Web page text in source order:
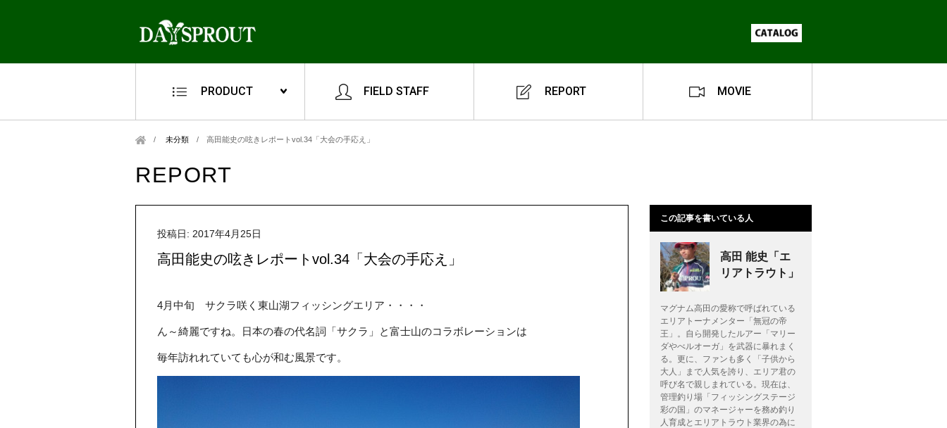
PRODUCT FIELD STAFF REPORT MOVIE
未分類 /高田能史の呟きレポートvol.34「大会の手応え」
REPORT
投稿日: 2017年4月25日
高田能史の呟きレポートvol.34「大会の手応え」
4月中旬 サクラ咲く東山湖フィッシングエリア・・・・
ん～綺麗ですね。日本の春の代名詞「サクラ」と富士山のコラボレーションは
毎年訪れれていても心が和む風景です。
この記事を書いている人
高田 能史「エ
リアトラウト」
マグナム高田の愛称で呼ばれている
エリアトーナメンター「無冠の帝
王」。自ら開発したルアー「マリー
ダやべルオーガ」を武器に暴れまく
る。更に、ファンも多く「子供から
大人」まで人気を誇り、エリア君の
呼び名で親しまれている。現在は、
管理釣り場「フィッシングステージ
彩の国」のマネージャーを務め釣り
人育成とエリアトラウト業界の為に